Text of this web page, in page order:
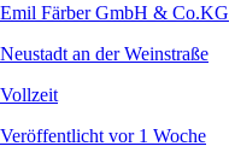
Emil Färber GmbH & Co.KG
Neustadt an der Weinstraße
Vollzeit
Veröffentlicht vor 1 Woche